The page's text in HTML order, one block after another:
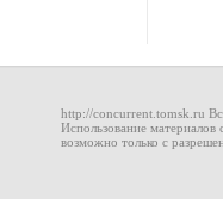
http://concurrent.tomsk.ru
Использование материалов
возможно только с